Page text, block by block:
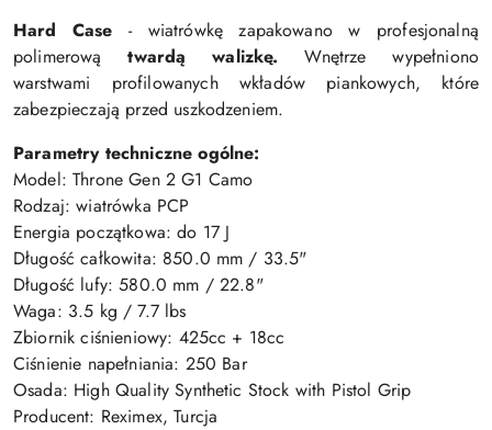
Hard Case
- wiatrówkę zapakowano w profesjonalną
polimerową
twardą walizkę.Wnętrze wypełniono
warstwami profilowanych wkładów piankowych, które
zabezpieczają przed uszkodzeniem.
Parametry techniczne ogólne:
Model: Throne Gen 2 G1 Camo
Rodzaj: wiatrówka PCP
Energia początkowa: do 17 J
Długość całkowita: 850.0 mm / 33.5"
Długość lufy: 580.0 mm / 22.8"
Waga: 3.5 kg / 7.7 lbs
Zbiornik ciśnieniowy: 425cc + 18cc
Ciśnienie napełniania: 250 Bar
Osada: High Quality Synthetic Stock with Pistol Grip
Producent: Reximex, Turcja